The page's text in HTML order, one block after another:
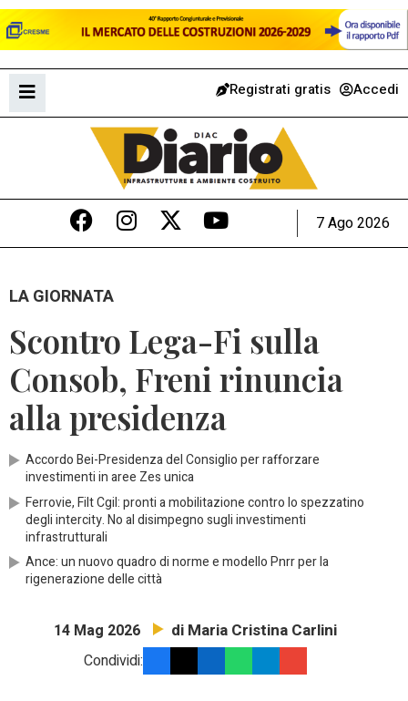
Registrati gratis Accedi
7 Ago 2026
LA GIORNATA
Scontro Lega-Fi sulla
Consob, Freni rinuncia
alla presidenza
Accordo Bei-Presidenza del Consiglio per rafforzare
investimenti in aree Zes unica
Ferrovie, Filt Cgil: pronti a mobilitazione contro lo spezzatino
degli intercity. No al disimpegno sugli investimenti
infrastrutturali
Ance: un nuovo quadro di norme e modello Pnrr per la
rigenerazione delle città
14 Mag 2026 di Maria Cristina Carlini
Condividi: